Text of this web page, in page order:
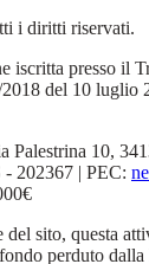
i diritti riservati.
iscritta presso il
del 10 luglio
10,
202367 | PEC:
sito, questa
perduto